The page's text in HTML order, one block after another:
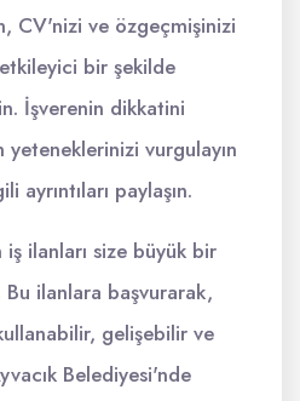
CV'nizi ve özgeçmişinizi
bir şekilde
İşverenin dikkatini
yeteneklerinizi vurgulayın
ayrıntıları paylaşın.
ilanları size büyük bir
Bu ilanlara başvurarak,
gelişebilir ve
Belediyesi'nde